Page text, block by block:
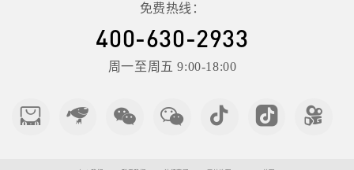
免费热线：
400-630-2933
周一至周五 9:00-18:00